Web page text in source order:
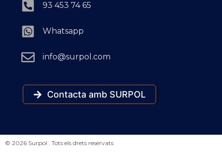
93 453 74 65
Whatsapp
info@surpol.com
Contacta amb SURPOL
© 2026 Surpol . Tots els drets reservats